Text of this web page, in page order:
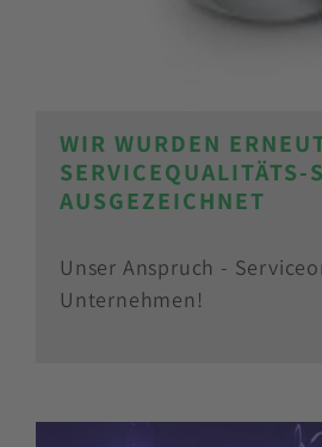
WIR WURDEN
SERVICEQUALITÄTS-
AUSGEZEICHNET
Unser Anspruch -
Unternehmen!